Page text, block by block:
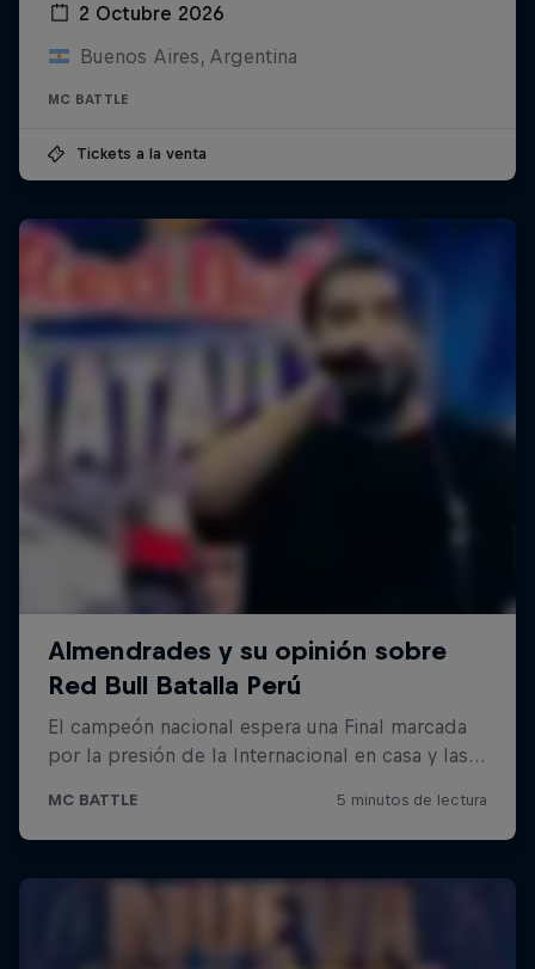
2 Octubre 2026
Buenos Aires, Argentina
MC BATTLE
Tickets a la venta